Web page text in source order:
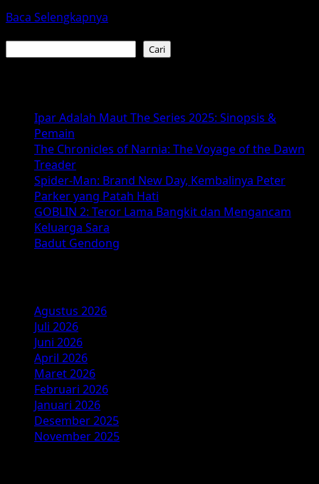
Baca Selengkapnya
Search
for
SquarePants
—
Petualangan
Bawah
Laut
Terbaru
di
2025
Cari
Ipar Adalah Maut The Series 2025: Sinopsis &
Pemain
The Chronicles of Narnia: The Voyage of the Dawn
Treader
Spider-Man: Brand New Day, Kembalinya Peter
Parker yang Patah Hati
GOBLIN 2: Teror Lama Bangkit dan Mengancam
Keluarga Sara
Badut Gendong
Agustus 2026
Juli 2026
Juni 2026
April 2026
Maret 2026
Februari 2026
Januari 2026
Desember 2025
November 2025